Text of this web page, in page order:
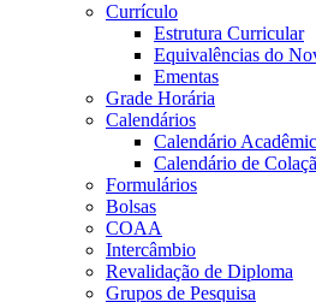
Currículo
Estrutura Curricular
Equivalências do
Ementas
Grade Horária
Calendários
Calendário
Calendário de
Formulários
Bolsas
COAA
Intercâmbio
Revalidação de Diploma
Grupos de Pesquisa